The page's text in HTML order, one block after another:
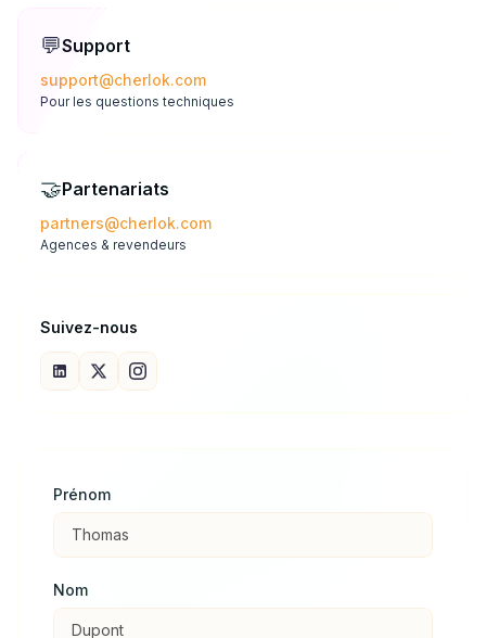
💬Support
support@cherlok.com
Pour les questions techniques
🤝Partenariats
partners@cherlok.com
Agences & revendeurs
Suivez-nous
Prénom
Nom